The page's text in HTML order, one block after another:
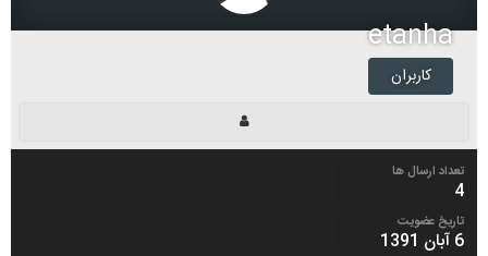
etanha
کاربران
تعداد ارسال ها
4
تاریخ عضویت
6 آبان 1391